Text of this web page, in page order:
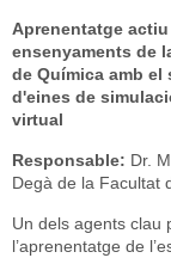
Aprenentatge
ensenyaments de
de Química amb el
d'eines de
virtual
Responsable: Dr.
Degà de la Facultat
Un dels agents clau
l’aprenentatge de